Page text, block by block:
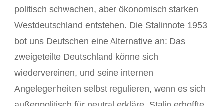
politisch schwachen, aber ökonomisch starken
Westdeutschland entstehen. Die Stalinnote 1953
bot uns Deutschen eine Alternative an: Das
zweigeteilte Deutschland könne sich
wiedervereinen, und seine internen
Angelegenheiten selbst regulieren, wenn es sich